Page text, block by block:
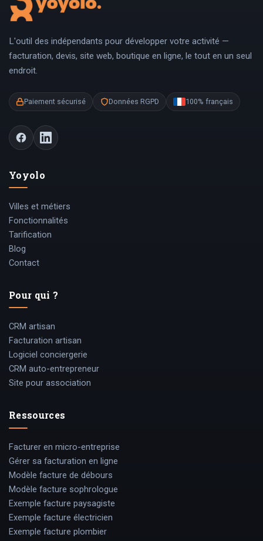
L'outil des indépendants pour développer votre activité —
facturation, devis, site web, boutique en ligne, le tout en un seul
endroit.
Paiement sécurisé Données RGPD 100% français
Yoyolo
Villes et métiers
Fonctionnalités
Tarification
Blog
Contact
Pour qui ?
CRM artisan
Facturation artisan
Logiciel conciergerie
CRM auto-entrepreneur
Site pour association
Ressources
Facturer en micro-entreprise
Gérer sa facturation en ligne
Modèle facture de débours
Modèle facture sophrologue
Exemple facture paysagiste
Exemple facture électricien
Exemple facture plombier